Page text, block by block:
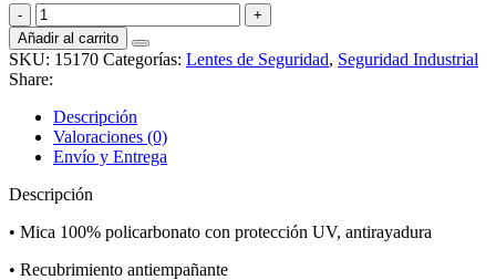
Lentes
seguridad
antiempaño
c/cordón
ajustable,
Sport
cantidad
Añadir al carrito
SKU: 15170 Categorías: Lentes de Seguridad, Seguridad Industrial
Share:
Descripción
Valoraciones (0)
Envío y Entrega
Descripción
• Mica 100% policarbonato con protección UV, antirayadura
• Recubrimiento antiempañante